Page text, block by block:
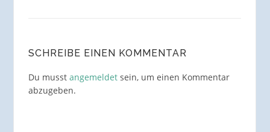
SCHREIBE EINEN KOMMENTAR
Du musst angemeldetsein, um einen Kommentar
abzugeben.